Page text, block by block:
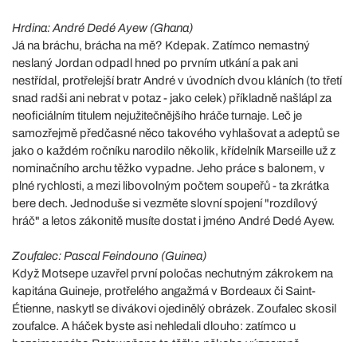
Hrdina: André Dedé Ayew (Ghana)
Já na bráchu, brácha na mě? Kdepak. Zatímco nemastný
neslaný Jordan odpadl hned po prvním utkání a pak ani
nestřídal, protřelejší bratr André v úvodních dvou kláních (to třetí
snad radši ani nebrat v potaz - jako celek) příkladně našlápl za
neoficiálním titulem nejužitečnějšího hráče turnaje. Leč je
samozřejmě předčasné něco takového vyhlašovat a adeptů se
jako o každém ročníku narodilo několik, křídelník Marseille už z
nominačního archu těžko vypadne. Jeho práce s balonem, v
plné rychlosti, a mezi libovolným počtem soupeřů - ta zkrátka
bere dech. Jednoduše si vezměte slovní spojení "rozdílový
hráč" a letos zákonitě musíte dostat i jméno André Dedé Ayew.
Zoufalec: Pascal Feindouno (Guinea)
Když Motsepe uzavřel první poločas nechutným zákrokem na
kapitána Guineje, protřelého angažmá v Bordeaux či Saint-
Étienne, naskytl se divákovi ojedinělý obrázek. Zoufalec skosil
zoufalce. A háček byste asi nehledali dlouho: zatímco u